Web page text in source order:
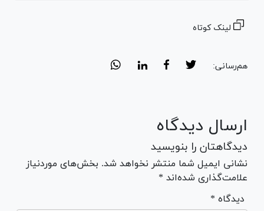
لینک کوتاه
هم‌رسانی:
ارسال دیدگاه
دیدگاهتان را بنویسید
نشانی ایمیل شما منتشر نخواهد شد. بخش‌های موردنیاز
علامت‌گذاری شده‌اند *
* دیدگاه